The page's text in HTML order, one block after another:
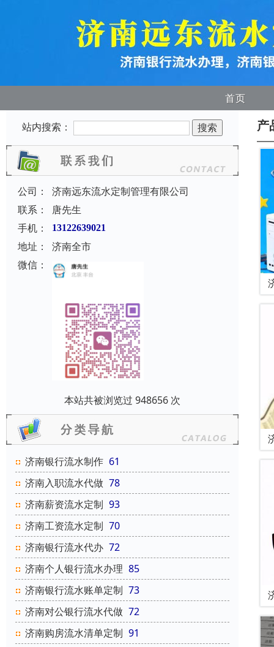
首页
站内搜索：
公司：
济南远东流水定制管理有限公司
联系：
唐先生
手机：
13122639021
地址：
济南全市
微信：
本站共被浏览过 948656 次
济南银行流水制作 61
济南入职流水代做 78
济南薪资流水定制 93
济南工资流水定制 70
济南银行流水代办 72
济南个人银行流水办理 85
济南银行流水账单定制 73
济南对公银行流水代做 72
济南购房流水清单定制 91
产